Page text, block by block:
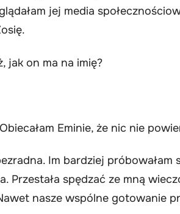
jej media
jak on ma na imię?
Eminie, że nic nie
Im bardziej
Przestała spędzać ze mną
nasze wspólne gotowanie